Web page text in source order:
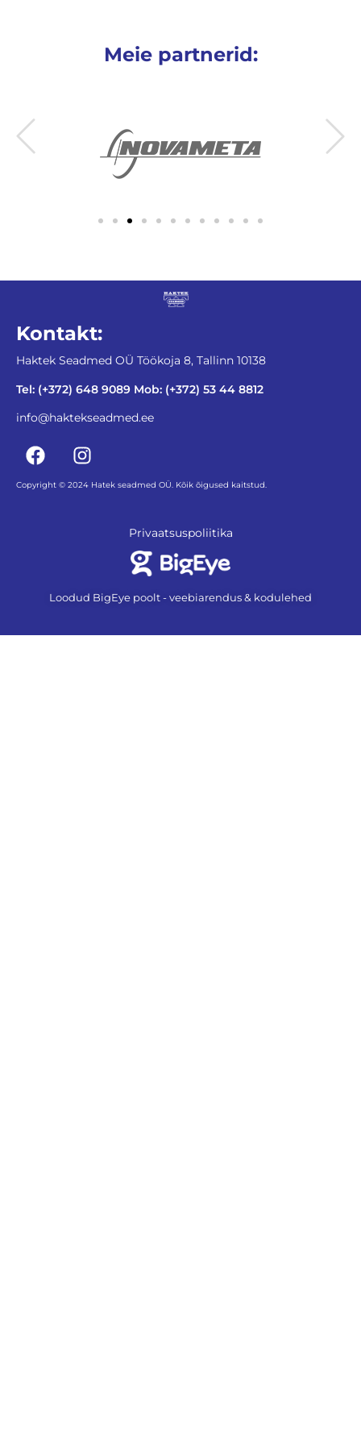
Meie partnerid:
Kontakt:
Haktek Seadmed OÜ Töökoja 8, Tallinn 10138
Tel: (+372) 648 9089 Mob: (+372) 53 44 8812
info@haktekseadmed.ee
Copyright © 2024 Hatek seadmed OÜ. Kõik õigused kaitstud.
Privaatsuspoliitika
Loodud BigEye poolt - veebiarendus & kodulehed